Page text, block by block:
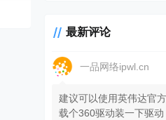
最新评论
一品网络ipwl.cn
建议可以使用英伟达官
载个360驱动装一下驱